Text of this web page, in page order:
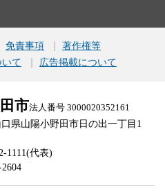
免責事項
著作権等
て
広告掲載について
市法人番号 3000020352161
口県山陽小野田市日の出一丁目1
1111(代表)